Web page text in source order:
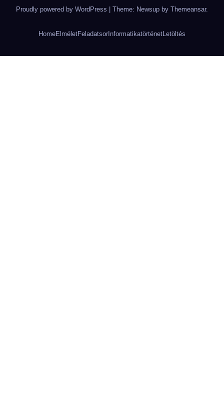
Proudly powered by WordPress Theme: Newsup by Themeansar.
HomeElméletFeladatsorInformatikatörténetLetöltés